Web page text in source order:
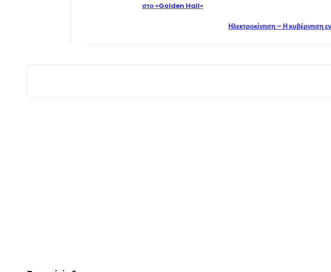
στο «Golden Hall»
Ηλεκτροκίνηση – Η κυβέρνηση